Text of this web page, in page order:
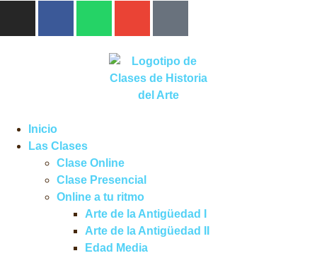
Inicio
Las Clases
Clase Online
Clase Presencial
Online a tu ritmo
Arte de la Antigüedad I
Arte de la Antigüedad II
Edad Media